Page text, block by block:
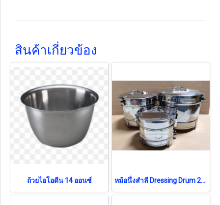
สินค้าเกี่ยวข้อง
ถ้วยไอโอดีน 14 ออนซ์ หม้อนึ่งสำลี Dressing Drum 24x18 cm